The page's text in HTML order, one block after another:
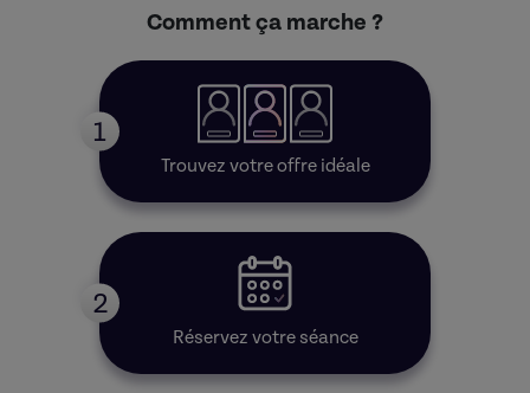
Comment ça marche ?
1
Trouvez votre offre idéale
2
Réservez votre séance